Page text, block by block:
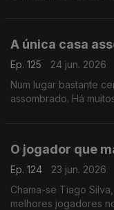
A única casa
Ep. 125
24 jun. 2026
Num lugar bastante
assombrado. Há
O jogador que
Ep. 124
23 jun. 2026
Chama-se Tiago
melhores jogadores